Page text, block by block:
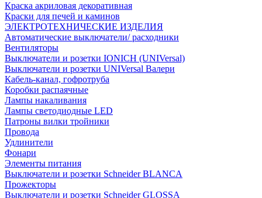
Краска акриловая декоративная
Краски для печей и каминов
ЭЛЕКТРОТЕХНИЧЕСКИЕ ИЗДЕЛИЯ
Автоматические выключатели/ расходники
Вентиляторы
Выключатели и розетки IONICH (UNIVersal)
Выключатели и розетки UNIVersal Валери
Кабель-канал, гофротруба
Коробки распаячные
Лампы накаливания
Лампы светодиодные LED
Патроны вилки тройники
Провода
Удлинители
Фонари
Элементы питания
Выключатели и розетки Schneider BLANCA
Прожекторы
Выключатели и розетки Schneider GLOSSA